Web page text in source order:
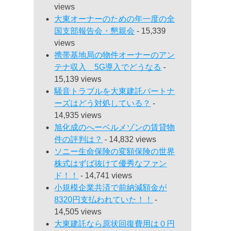
views
大東オーナーのための年一度の全
国支部報告会・懇親会 - 15,339
views
携帯基地局の物件オーナーのアン
テナ収入 5G導入でどうなる -
15,139 views
騒音トラブルを大東建託パートナ
ーズはどう対処している？ -
14,935 views
旭化成のへーベルメゾンの賃貸物
件の評判は？ - 14,832 views
ソニー生命保険の変額保険の世界
株式はずば抜けて優秀なファン
ド！！
- 14,741 views
小規模企業共済で前納減額金が
8320円支払われていた！！
-
14,505 views
大東建託なら原状回復費用は０円